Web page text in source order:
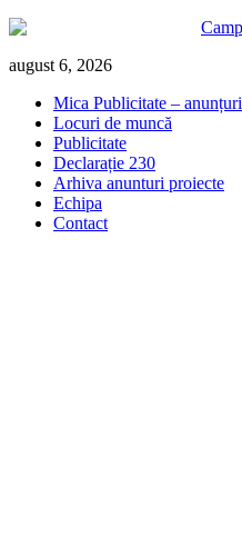
Skip
content
august 6, 2026
Mica Publicitate – anunțuri
Locuri de muncă
Publicitate
Declarație 230
Arhiva anunturi proiecte
Echipa
Contact